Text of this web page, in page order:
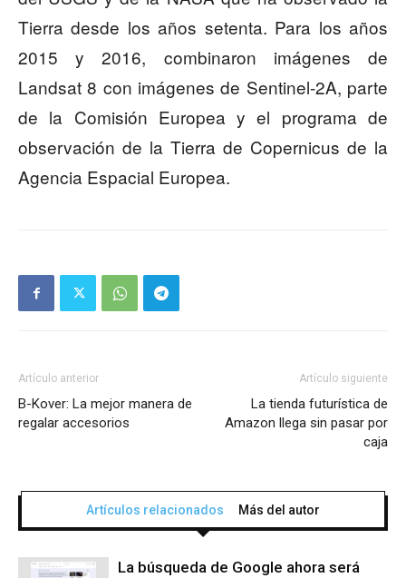
Tierra desde los años setenta. Para los años
2015 y 2016, combinaron imágenes de
Landsat 8 con imágenes de Sentinel-2A, parte
de la Comisión Europea y el programa de
observación de la Tierra de Copernicus de la
Agencia Espacial Europea.
Artículo anterior
B-Kover: La mejor manera de
regalar accesorios
Artículo siguiente
La tienda futurística de
Amazon llega sin pasar por
caja
Artículos relacionados Más del autor
La búsqueda de Google ahora será